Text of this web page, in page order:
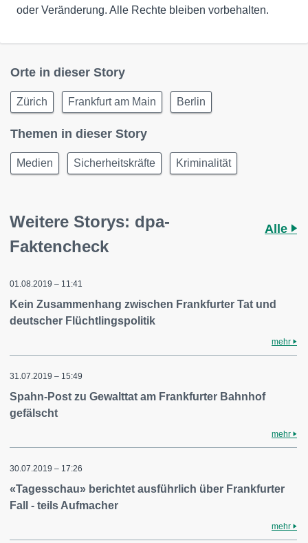
oder Veränderung. Alle Rechte bleiben vorbehalten.
Orte in dieser Story
Zürich Frankfurt am Main Berlin
Themen in dieser Story
Medien Sicherheitskräfte Kriminalität
Weitere Storys: dpa-
Faktencheck
Alle
01.08.2019 – 11:41
Kein Zusammenhang zwischen Frankfurter Tat und
deutscher Flüchtlingspolitik
mehr
31.07.2019 – 15:49
Spahn-Post zu Gewalttat am Frankfurter Bahnhof
gefälscht
mehr
30.07.2019 – 17:26
«Tagesschau» berichtet ausführlich über Frankfurter
Fall - teils Aufmacher
mehr